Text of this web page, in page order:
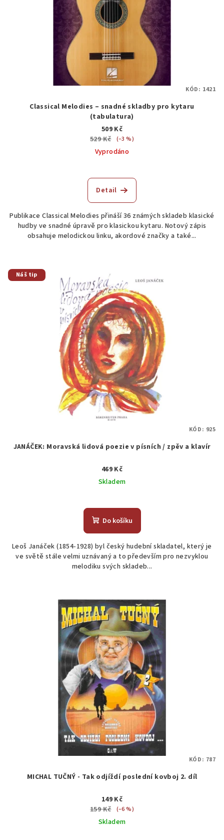
Classical Melodies – snadné skladby pro kytaru
(tabulatura)
509 Kč
529 Kč
(–3 %)
Vyprodáno
Detail
Publikace Classical Melodies přináší 36 známých skladeb klasické
hudby ve snadné úpravě pro klasickou kytaru. Notový zápis
obsahuje melodickou linku, akordové značky a také...
KÓD: 1421
Náš tip
JANÁČEK: Moravská lidová poezie v písních / zpěv a klavír
469 Kč
Skladem
Do košíku
Leoš Janáček (1854-1928) byl český hudební skladatel, který je
ve světě stále velmi uznávaný a to především pro nezvyklou
melodiku svých skladeb...
KÓD: 925
MICHAL TUČNÝ - Tak odjíždí poslední kovboj 2. díl
149 Kč
159 Kč
(–6 %)
Skladem
KÓD: 787